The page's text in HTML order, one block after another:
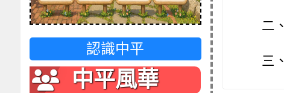
二、
三、
認識中平
中平風華